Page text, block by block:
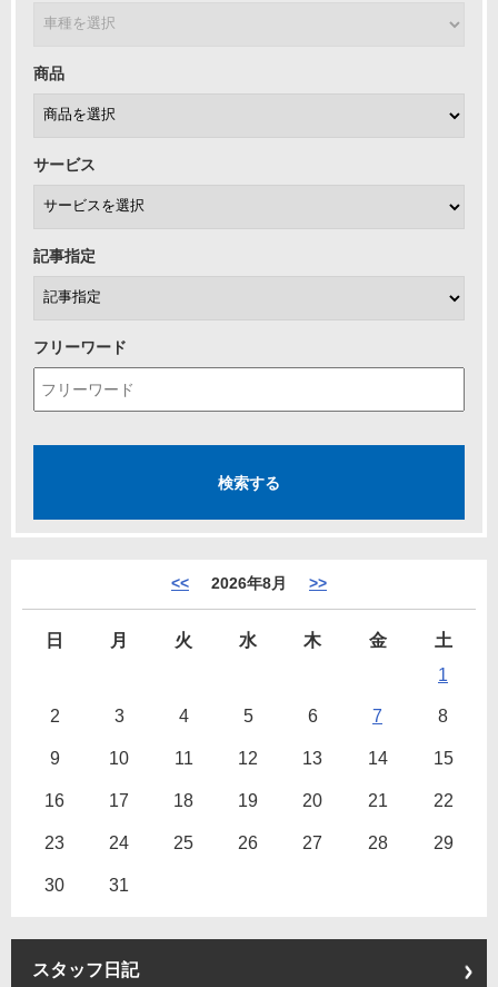
商品
サービス
記事指定
フリーワード
<< 2026年8月 >>
日 月 火 水 木 金
土
1
2 3 4 5 6 7 8
9 10 11 12 13 14 15
16 17 18 19 20 21 22
23 24 25 26 27 28 29
30 31
スタッフ日記